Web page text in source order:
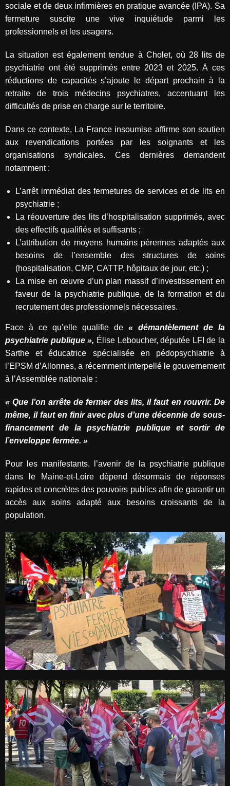
sociale et de deux infirmières en pratique avancée (IPA). Sa
fermeture suscite une vive inquiétude parmi les
professionnels et les usagers.
La situation est également tendue à Cholet, où 28 lits de
psychiatrie ont été supprimés entre 2023 et 2025. À ces
réductions de capacités s’ajoute le départ prochain à la
retraite de trois médecins psychiatres, accentuant les
difficultés de prise en charge sur le territoire.
Dans ce contexte, La France insoumise affirme son soutien
aux revendications portées par les soignants et les
organisations syndicales. Ces dernières demandent
notamment :
L’arrêt immédiat des fermetures de services et de lits en
psychiatrie ;
La réouverture des lits d’hospitalisation supprimés, avec
des effectifs qualifiés et suffisants ;
L’attribution de moyens humains pérennes adaptés aux
besoins de l’ensemble des structures de soins
(hospitalisation, CMP, CATTP, hôpitaux de jour, etc.) ;
La mise en œuvre d’un plan massif d’investissement en
faveur de la psychiatrie publique, de la formation et du
recrutement des professionnels nécessaires.
Face à ce qu’elle qualifie de « démantèlement de la
psychiatrie publique », Élise Leboucher, députée LFI de la
Sarthe et éducatrice spécialisée en pédopsychiatrie à
l’EPSM d’Allonnes, a récemment interpellé le gouvernement
à l’Assemblée nationale :
« Que l’on arrête de fermer des lits, il faut en rouvrir. De
même, il faut en finir avec plus d’une décennie de sous-
financement de la psychiatrie publique et sortir de
l’enveloppe fermée. »
Pour les manifestants, l’avenir de la psychiatrie publique
dans le Maine-et-Loire dépend désormais de réponses
rapides et concrètes des pouvoirs publics afin de garantir un
accès aux soins adapté aux besoins croissants de la
population.